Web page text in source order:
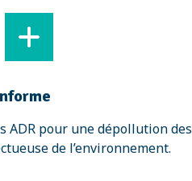
ADR pour une dépollution des
de l’environnement.